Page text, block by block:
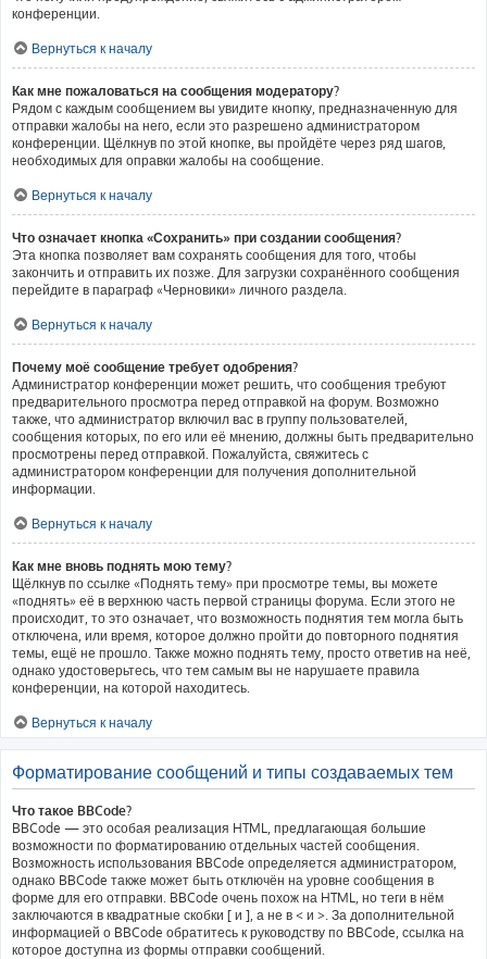
конференции.
Вернуться к началу
Как мне пожаловаться на сообщения модератору?
Рядом с каждым сообщением вы увидите кнопку, предназначенную для
отправки жалобы на него, если это разрешено администратором
конференции. Щёлкнув по этой кнопке, вы пройдёте через ряд шагов,
необходимых для оправки жалобы на сообщение.
Вернуться к началу
Что означает кнопка «Сохранить» при создании сообщения?
Эта кнопка позволяет вам сохранять сообщения для того, чтобы
закончить и отправить их позже. Для загрузки сохранённого сообщения
перейдите в параграф «Черновики» личного раздела.
Вернуться к началу
Почему моё сообщение требует одобрения?
Администратор конференции может решить, что сообщения требуют
предварительного просмотра перед отправкой на форум. Возможно
также, что администратор включил вас в группу пользователей,
сообщения которых, по его или её мнению, должны быть предварительно
просмотрены перед отправкой. Пожалуйста, свяжитесь с
администратором конференции для получения дополнительной
информации.
Вернуться к началу
Как мне вновь поднять мою тему?
Щёлкнув по ссылке «Поднять тему» при просмотре темы, вы можете
«поднять» её в верхнюю часть первой страницы форума. Если этого не
происходит, то это означает, что возможность поднятия тем могла быть
отключена, или время, которое должно пройти до повторного поднятия
темы, ещё не прошло. Также можно поднять тему, просто ответив на неё,
однако удостоверьтесь, что тем самым вы не нарушаете правила
конференции, на которой находитесь.
Вернуться к началу
Форматирование сообщений и типы создаваемых тем
Что такое BBCode?
BBCode — это особая реализация HTML, предлагающая большие
возможности по форматированию отдельных частей сообщения.
Возможность использования BBCode определяется администратором,
однако BBCode также может быть отключён на уровне сообщения в
форме для его отправки. BBCode очень похож на HTML, но теги в нём
заключаются в квадратные скобки [ и ], а не в < и >. За дополнительной
информацией о BBCode обратитесь к руководству по BBCode, ссылка на
которое доступна из формы отправки сообщений.